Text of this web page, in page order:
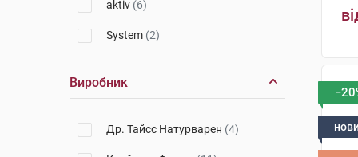
aktiv (6)
System (2)
Виробник
Др. Тайсс Натурварен (4)